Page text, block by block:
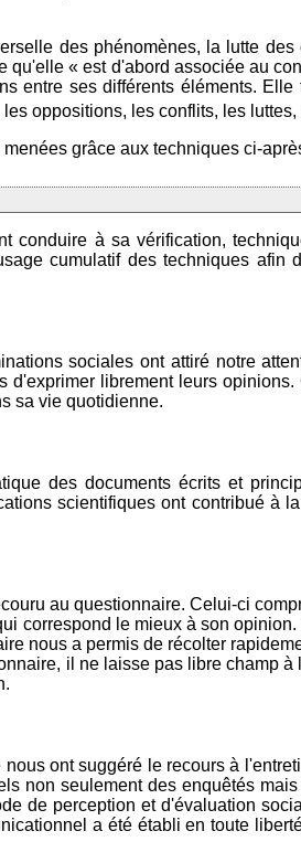
des phénomènes, la lutte
« est d'abord associée au
entre ses différents éléments.
oppositions, les conflits, les
grâce aux techniques ci-
conduire à sa vérification,
cumulatif des techniques afin
sociales ont attiré notre
librement leurs
sa vie quotidienne.
des documents écrits et
scientifiques ont contribué à
au questionnaire. Celui-ci
correspond le mieux à son
nous a permis de récolter
il ne laisse pas libre champ
ont suggéré le recours à
non seulement des enquêtés
de perception et d'évaluation
a été établi en toute